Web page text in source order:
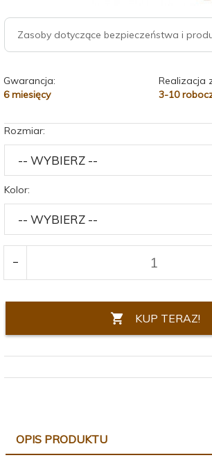
Zasoby dotyczące bezpieczeństwa i
Gwarancja:
6 miesięcy
Realizacja
3-10
Rozmiar:
Kolor:
KUP TERAZ!
OPIS PRODUKTU